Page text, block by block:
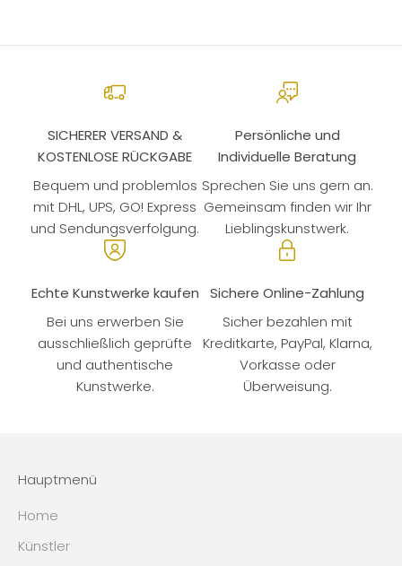
SICHERER VERSAND &
KOSTENLOSE RÜCKGABE
Bequem und problemlos
mit DHL, UPS, GO! Express
und Sendungsverfolgung.
Persönliche und
Individuelle Beratung
Sprechen Sie uns gern an.
Gemeinsam finden wir Ihr
Lieblingskunstwerk.
Echte Kunstwerke kaufen
Bei uns erwerben Sie
ausschließlich geprüfte
und authentische
Kunstwerke.
Sichere Online-Zahlung
Sicher bezahlen mit
Kreditkarte, PayPal, Klarna,
Vorkasse oder
Überweisung.
Hauptmenü
Home
Künstler